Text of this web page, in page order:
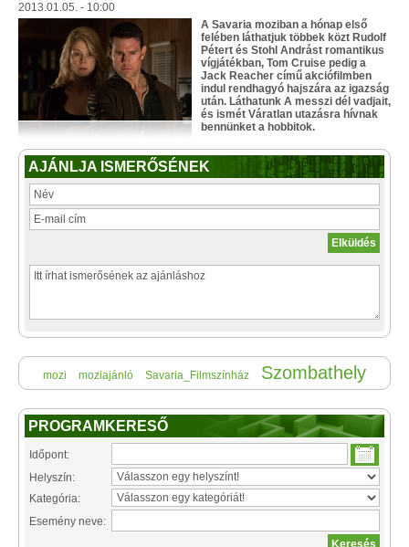
2013.01.05. - 10:00
A Savaria moziban a hónap első
felében láthatjuk többek közt Rudolf
Pétert és Stohl Andrást romantikus
vígjátékban, Tom Cruise pedig a
Jack Reacher című akciófilmben
indul rendhagyó hajszára az igazság
után. Láthatunk A messzi dél vadjait,
és ismét Váratlan utazásra hívnak
bennünket a hobbitok.
AJÁNLJA ISMERŐSÉNEK
mozi moziajánló Savaria_Filmszínház Szombathely
PROGRAMKERESŐ
Időpont:
Helyszín:
Kategória:
Esemény neve: